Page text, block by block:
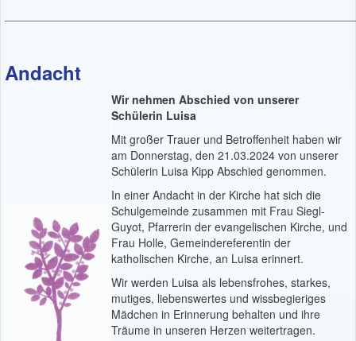
Andacht
Wir nehmen Abschied von unserer
Schülerin Luisa
Mit großer Trauer und Betroffenheit haben wir
am Donnerstag, den 21.03.2024 von unserer
Schülerin Luisa Kipp Abschied genommen.
In einer Andacht in der Kirche hat sich die
Schulgemeinde zusammen mit Frau Siegl-
Guyot, Pfarrerin der evangelischen Kirche, und
Frau Holle, Gemeindereferentin der
katholischen Kirche, an Luisa erinnert.
Wir werden Luisa als lebensfrohes, starkes,
mutiges, liebenswertes und wissbegieriges
Mädchen in Erinnerung behalten und ihre
Träume in unseren Herzen weitertragen.